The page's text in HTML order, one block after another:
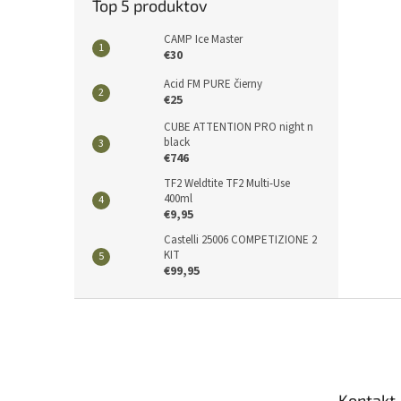
Top 5 produktov
CAMP Ice Master
€30
Acid FM PURE čierny
€25
CUBE ATTENTION PRO night n
black
€746
TF2 Weldtite TF2 Multi-Use
400ml
€9,95
Castelli 25006 COMPETIZIONE 2
KIT
€99,95